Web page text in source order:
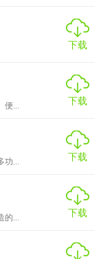
的学习资源和智能
、应对各类考试
方位的支持和帮
下载
便...
下载
功...
下载
的...
下载